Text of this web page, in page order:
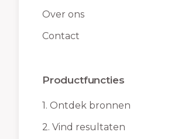
Over ons
Contact
Productfuncties
1. Ontdek bronnen
2. Vind resultaten